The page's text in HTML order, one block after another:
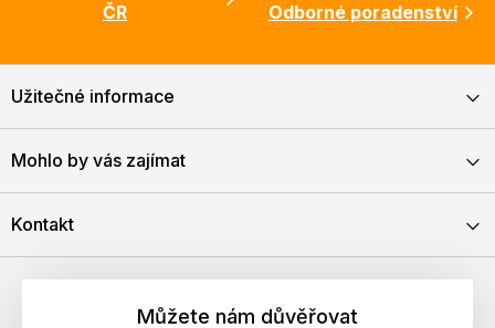
ČR
Odborné poradenství
Užitečné informace
Mohlo by vás zajímat
Kontakt
Můžete nám důvěřovat